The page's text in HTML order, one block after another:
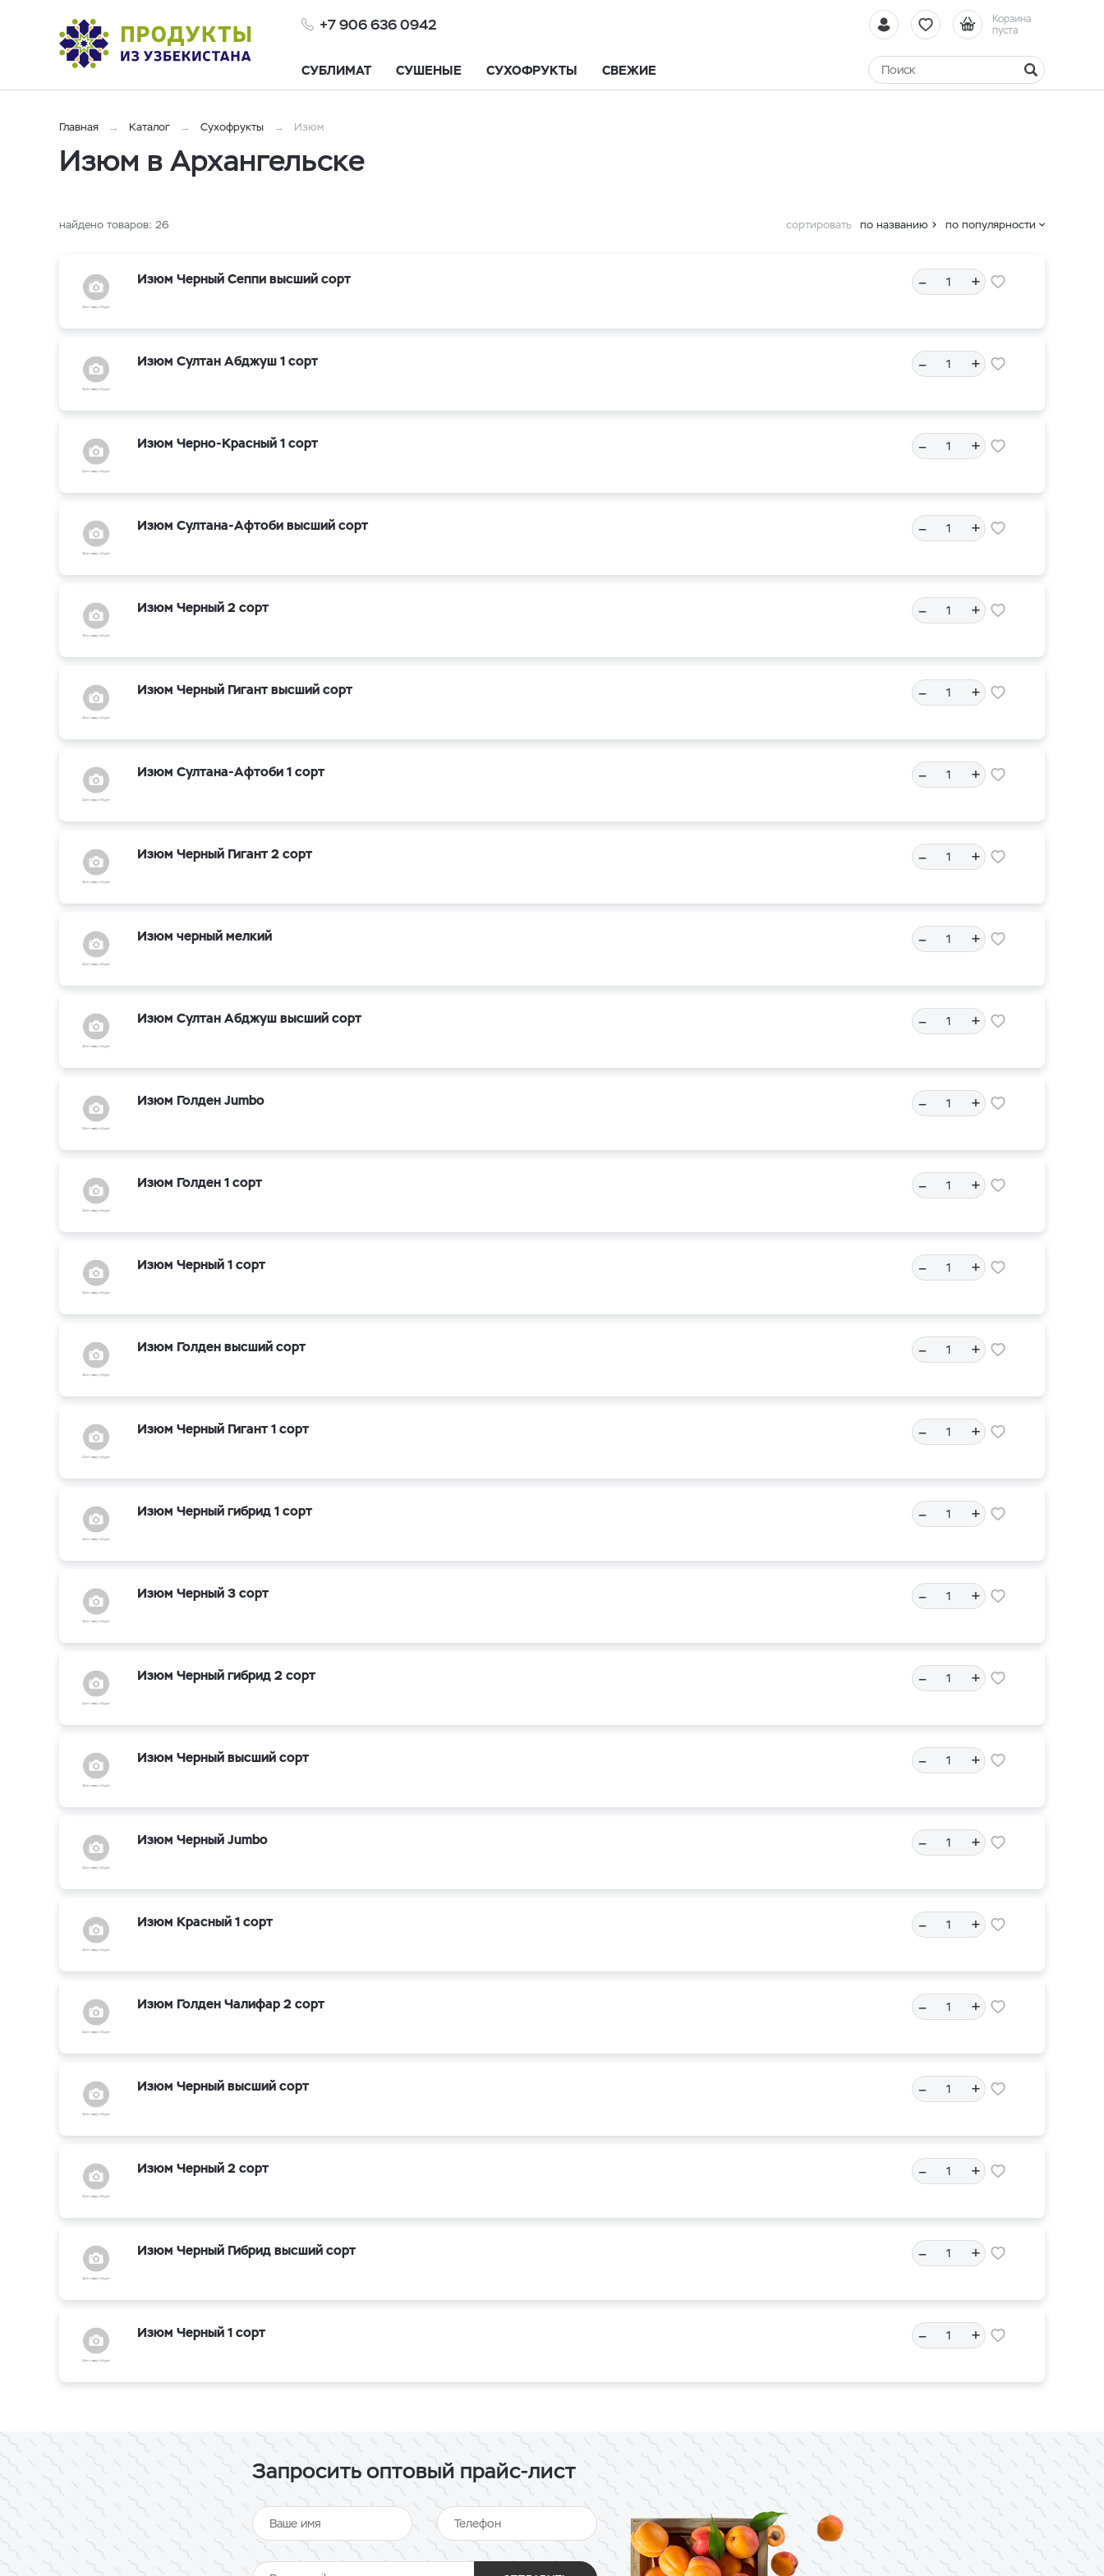
+7 906 636 0942
Корзина
пуста
СУБЛИМАТ СУШЕНЫЕ СУХОФРУКТЫ СВЕЖИЕ
Главная Каталог Сухофрукты Изюм
Изюм в Архангельске
найдено товаров: 26 сортировать по названию по популярности
Изюм Черный Сеппи высший сорт – +
Изюм Султан Абджуш 1 сорт – +
Изюм Черно-Красный 1 сорт – +
Изюм Султана-Афтоби высший сорт – +
Изюм Черный 2 сорт – +
Изюм Черный Гигант высший сорт – +
Изюм Султана-Афтоби 1 сорт – +
Изюм Черный Гигант 2 сорт – +
Изюм черный мелкий – +
Изюм Султан Абджуш высший сорт – +
Изюм Голден Jumbo – +
Изюм Голден 1 сорт – +
Изюм Черный 1 сорт – +
Изюм Голден высший сорт – +
Изюм Черный Гигант 1 сорт – +
Изюм Черный гибрид 1 сорт – +
Изюм Черный 3 сорт – +
Изюм Черный гибрид 2 сорт – +
Изюм Черный высший сорт – +
Изюм Черный Jumbo – +
Изюм Красный 1 сорт – +
Изюм Голден Чалифар 2 сорт – +
Изюм Черный высший сорт – +
Изюм Черный 2 сорт – +
Изюм Черный Гибрид высший сорт – +
Изюм Черный 1 сорт – +
Запросить оптовый прайс-лист